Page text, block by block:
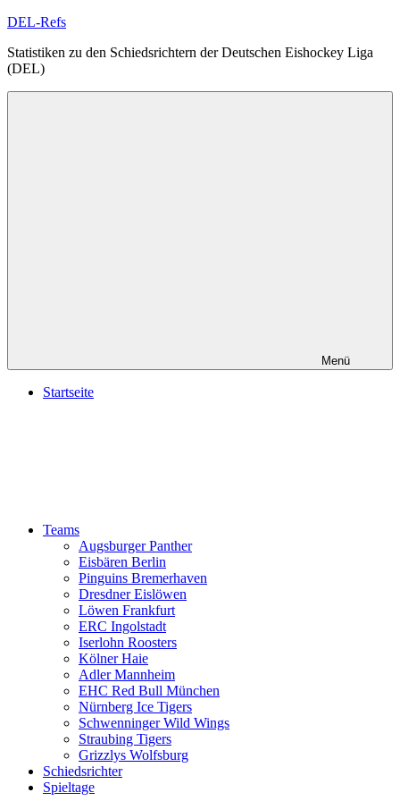
Zum
springen
DEL-Refs
Statistiken zu den Schiedsrichtern der Deutschen Eishockey Liga
(DEL)
Menü
Startseite
Teams
Augsburger Panther
Eisbären Berlin
Pinguins Bremerhaven
Dresdner Eislöwen
Löwen Frankfurt
ERC Ingolstadt
Iserlohn Roosters
Kölner Haie
Adler Mannheim
EHC Red Bull München
Nürnberg Ice Tigers
Schwenninger Wild Wings
Straubing Tigers
Grizzlys Wolfsburg
Schiedsrichter
Spieltage